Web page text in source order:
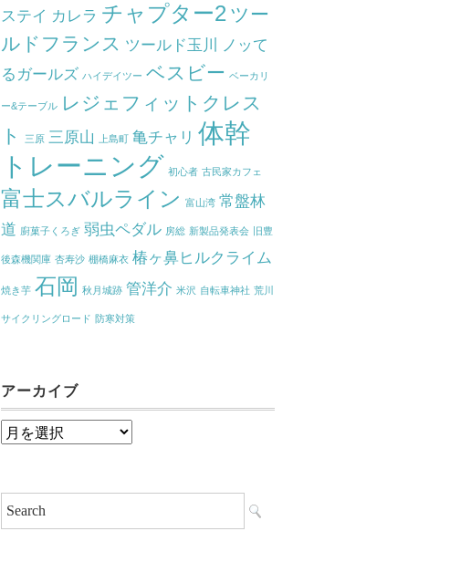
ステイ カレラ チャプター2 ツー
ルドフランス ツールド玉川
ノッて
るガールズ ハイデイツー ベスビー ベーカリ
ー&テーブル レジェフィットクレス
ト
三原 三原山 上島町 亀チャリ 体幹
トレーニング 初心者 古民家カフェ
富士スバルライン 富山湾 常盤林
道 廚菓子くろぎ 弱虫ペダル 房総 新製品発表会 旧豊
後森機関庫 杏寿沙 棚橋麻衣 椿ヶ鼻ヒルクライム
焼き芋 石岡 秋月城跡 管洋介 米沢 自転車神社 荒川
サイクリングロード 防寒対策
アーカイブ
ア
イ